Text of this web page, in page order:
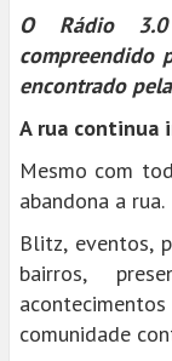
O Rádio
compreendido
encontrado
A rua continua
Mesmo com
abandona a rua.
Blitz, eventos,
bairros,
comunidade